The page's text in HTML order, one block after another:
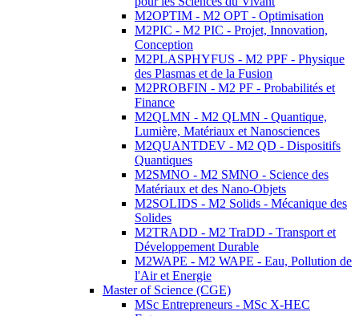
M2OPTIM - M2 OPT - Optimisation
M2PIC - M2 PIC - Projet, Innovation,
Conception
M2PLASPHYFUS - M2 PPF - Physique
des Plasmas et de la Fusion
M2PROBFIN - M2 PF - Probabilités et
Finance
M2QLMN - M2 QLMN - Quantique,
Lumière, Matériaux et Nanosciences
M2QUANTDEV - M2 QD - Dispositifs
Quantiques
M2SMNO - M2 SMNO - Science des
Matériaux et des Nano-Objets
M2SOLIDS - M2 Solids - Mécanique des
Solides
M2TRADD - M2 TraDD - Transport et
Développement Durable
M2WAPE - M2 WAPE - Eau, Pollution de
l'Air et Energie
Master of Science (CGE)
MSc Entrepreneurs - MSc X-HEC